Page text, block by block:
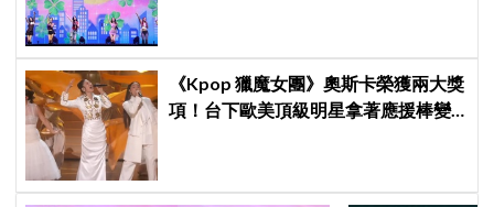
《Kpop 獵魔女團》奧斯卡榮獲兩大獎
項！台下歐美頂級明星拿著應援棒變